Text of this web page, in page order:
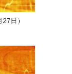
日）